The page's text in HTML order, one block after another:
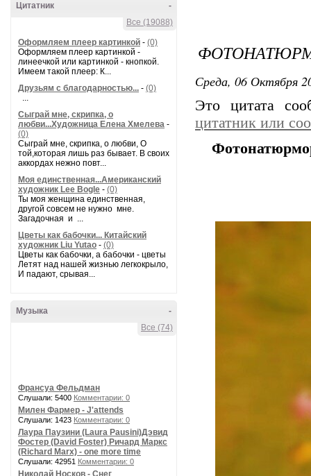
-
Цитатник
Все (19088)
Оформляем плеер картинкой - (0)
Оформляем плеер картинкой -
линеечкой или картинкой - кнопкой.
Имеем такой плеер: К...
Друзьям с благодарностью... - (0)
...
Сыграй мне, скрипка, о
любви...Художница Елена Хмелева -
(0)
Сыграй мне, скрипка, о любви, О
той,которая лишь раз бывает. В своих
аккордах нежно повт...
Моя единственная...Американский
художник Lee Bogle - (0)
Ты моя женщина единственная,
другой совсем не нужно мне.
Загадочная и ...
Цветы как бабочки... Китайский
художник Liu Yutao - (0)
Цветы как бабочки, а бабочки - цветы
Летят над нашей жизнью легкокрыло,
И падают, срывая...
-
Музыка
Все (74)
Франсуа Фельдман
Слушали: 5400 Комментарии: 0
Милен Фармер - J'attends
Слушали: 1423 Комментарии: 0
Лаура Паузини (Laura Pausini)Дэвид
Фостер (David Foster) Ричард Маркс
(Richard Marx) - one more time
Слушали: 42951 Комментарии: 0
Николай Носков - Снег
Среда, 06 Октября
Это цитата
цитатник или